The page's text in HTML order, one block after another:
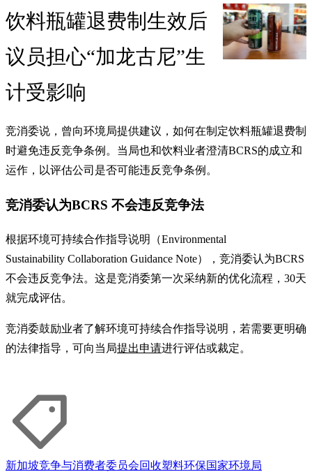
饮料瓶罐退费制生效后
议员担心“加龙古尼”生
计受影响
竞消委说，曾向环境局提供建议，如何在制定饮料瓶罐退费制
时避免违反竞争条例。当局也和饮料业者澄清BCRS的成立和
运作，以评估公司是否可能违反竞争条例。
竞消委认为BCRS 不会违反竞争法
根据环境可持续合作指导说明（Environmental
Sustainability Collaboration Guidance Note），竞消委认为BCRS
不会违反竞争法。这是竞消委第一次采纳新的优化流程，30天
就完成评估。
竞消委鼓励业者了解环境可持续合作指导说明，若需要更明确
的法律指导，可向当局提出申请进行评估或裁定。
新加坡竞争与消费者委员会回收塑料环保国家环境局